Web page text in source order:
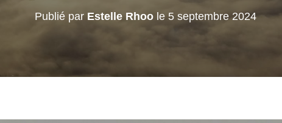
Publié par Estelle Rhoo le 5 septembre 2024